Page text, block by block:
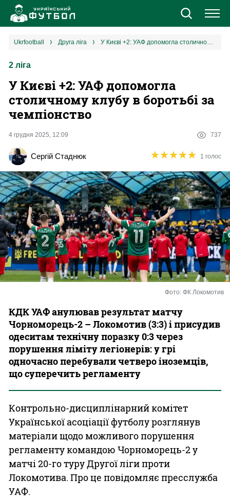
Новини
Єврокубки
2 ліга
Різне
Букмекери
Казино
ukrfootball друга ліга У Києві +2: УАФ допомогла столичному клубу в боротьбі за чемпіонство
2 ліга
У Києві +2: УАФ допомогла
столичному клубу в боротьбі за
чемпіонство
4 грудня 2025, 12:09 737
Сергій Стаднюк ★★★★★
★★★★★ 1 голос
Фото: ФК Локомотив
КДК УАФ анулював результат матчу
Чорноморець-2 – Локомотив (3:3) і присудив
одеситам технічну поразку 0:3 через
порушення ліміту легіонерів: у грі
одночасно перебували четверо іноземців,
що суперечить регламенту
Контрольно-дисциплінарний комітет
Української асоціації футболу розглянув
матеріали щодо можливого порушення
регламенту командою Чорноморець-2 у
матчі 20-го туру Другої ліги проти
Локомотива. Про це повідомляє пресслужба
УАФ.